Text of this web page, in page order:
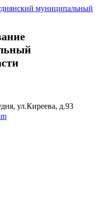
ул.Киреева, д.93